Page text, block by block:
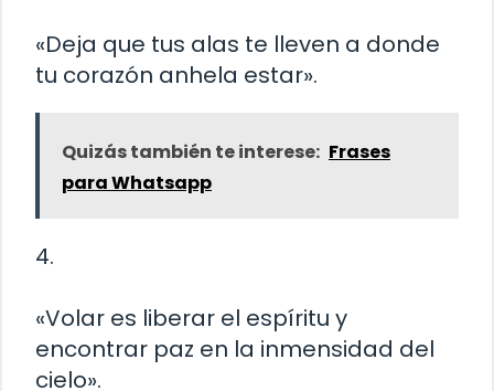
«Deja que tus alas te lleven a donde
tu corazón anhela estar».
Quizás también te interese: Frases
para Whatsapp
4.
«Volar es liberar el espíritu y
encontrar paz en la inmensidad del
cielo».